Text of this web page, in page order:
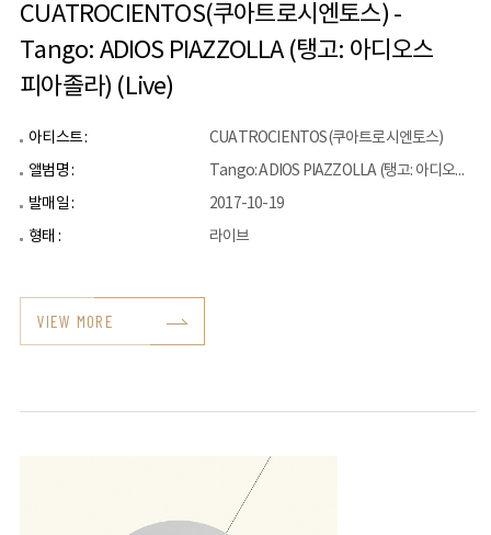
CUATROCIENTOS(쿠아트로시엔토스) -
Tango: ADIOS PIAZZOLLA (탱고: 아디오스
피아졸라) (Live)
아티스트 :
CUATROCIENTOS(쿠아트로시엔토스)
앨범명 :
Tango: ADIOS PIAZZOLLA (탱고: 아디오스 피아졸라) (Live)
발매일 :
2017-10-19
형태 :
라이브
VIEW MORE